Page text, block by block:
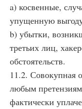
a) косвенные,
упущенную
b) убытки,
третьих лиц,
обстоятельств.
11.2. Совокупная
любым
фактически